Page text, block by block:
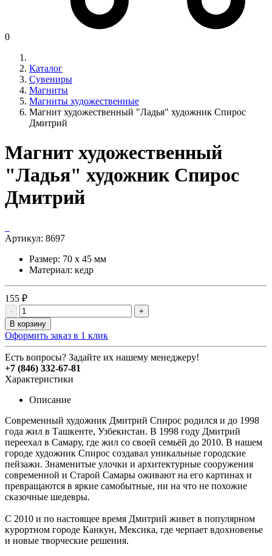
0
Каталог
Сувениры
Магниты
Магниты художественные
Магнит художественный "Ладья" художник Спирос
Дмитрий
Магнит художественный
"Ладья" художник Спирос
Дмитрий
Артикул: 8697
Размер: 70 х 45 мм
Материал: кедр
155 ₽
-
+
В корзину
Оформить заказ в 1 клик
Есть вопросы? Задайте их нашему менеджеру!
+7 (846) 332-67-81
Характеристики
Описание
Современный художник Дмитрий Спирос родился и до 1998
года жил в Ташкенте, Узбекистан. В 1998 году Дмитрий
переехал в Самару, где жил со своей семьёй до 2010. В нашем
городе художник Спирос создавал уникальные городские
пейзажи. Знаменитые улочки и архитектурные сооружения
современной и Старой Самары оживают на его картинах и
превращаются в яркие самобытные, ни на что не похожие
сказочные шедевры.
С 2010 и по настоящее время Дмитрий живет в популярном
курортном городе Канкун, Мексика, где черпает вдохновенье
и новые творческие решения.